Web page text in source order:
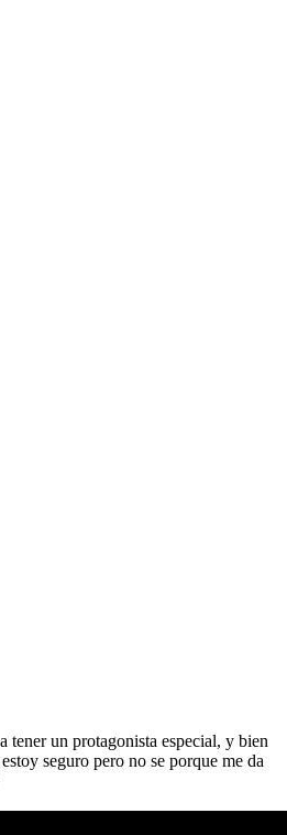
tener un protagonista especial, y bien
seguro pero no se porque me da